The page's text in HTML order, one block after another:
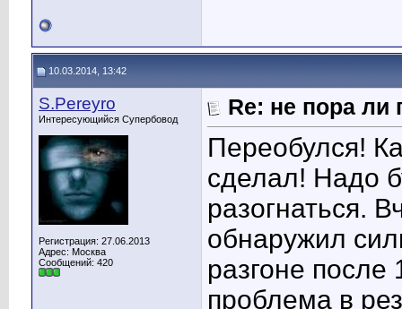
10.03.2014, 13:42
S.Pereyro
Интересующийся Супербовод
Регистрация: 27.06.2013
Адрес: Москва
Сообщений: 420
Re: не пора ли
Переобулся!
сделал! Надо
разогнаться.
обнаружил
разгоне
проблема в